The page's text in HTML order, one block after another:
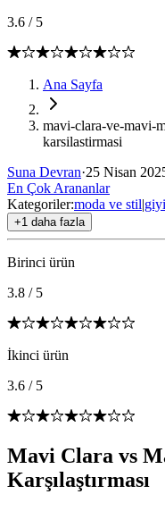
3.6 / 5
Ana Sayfa
mavi-clara-ve-mavi-
karsilastirmasi
Suna Devran·25 Nisan
En Çok Arananlar
Kategoriler:moda ve stil|
+1 daha fazla
Birinci ürün
3.8 / 5
İkinci ürün
3.6 / 5
Mavi Clara vs
Karşılaştırması